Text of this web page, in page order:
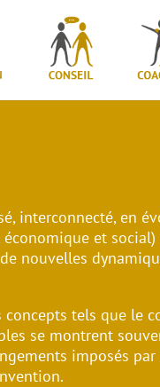
interconnecté, en
et
nouvelles
tels que le
se montrent
imposés